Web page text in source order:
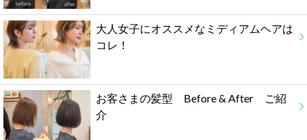
大人女子にオススメなミディアムヘアは
コレ！
お客さまの髪型 Before & After ご紹
介